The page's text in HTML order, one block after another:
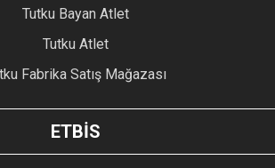
Tutku Bayan Atlet
Tutku Atlet
Fabrika Satış Mağazası
ETBİS